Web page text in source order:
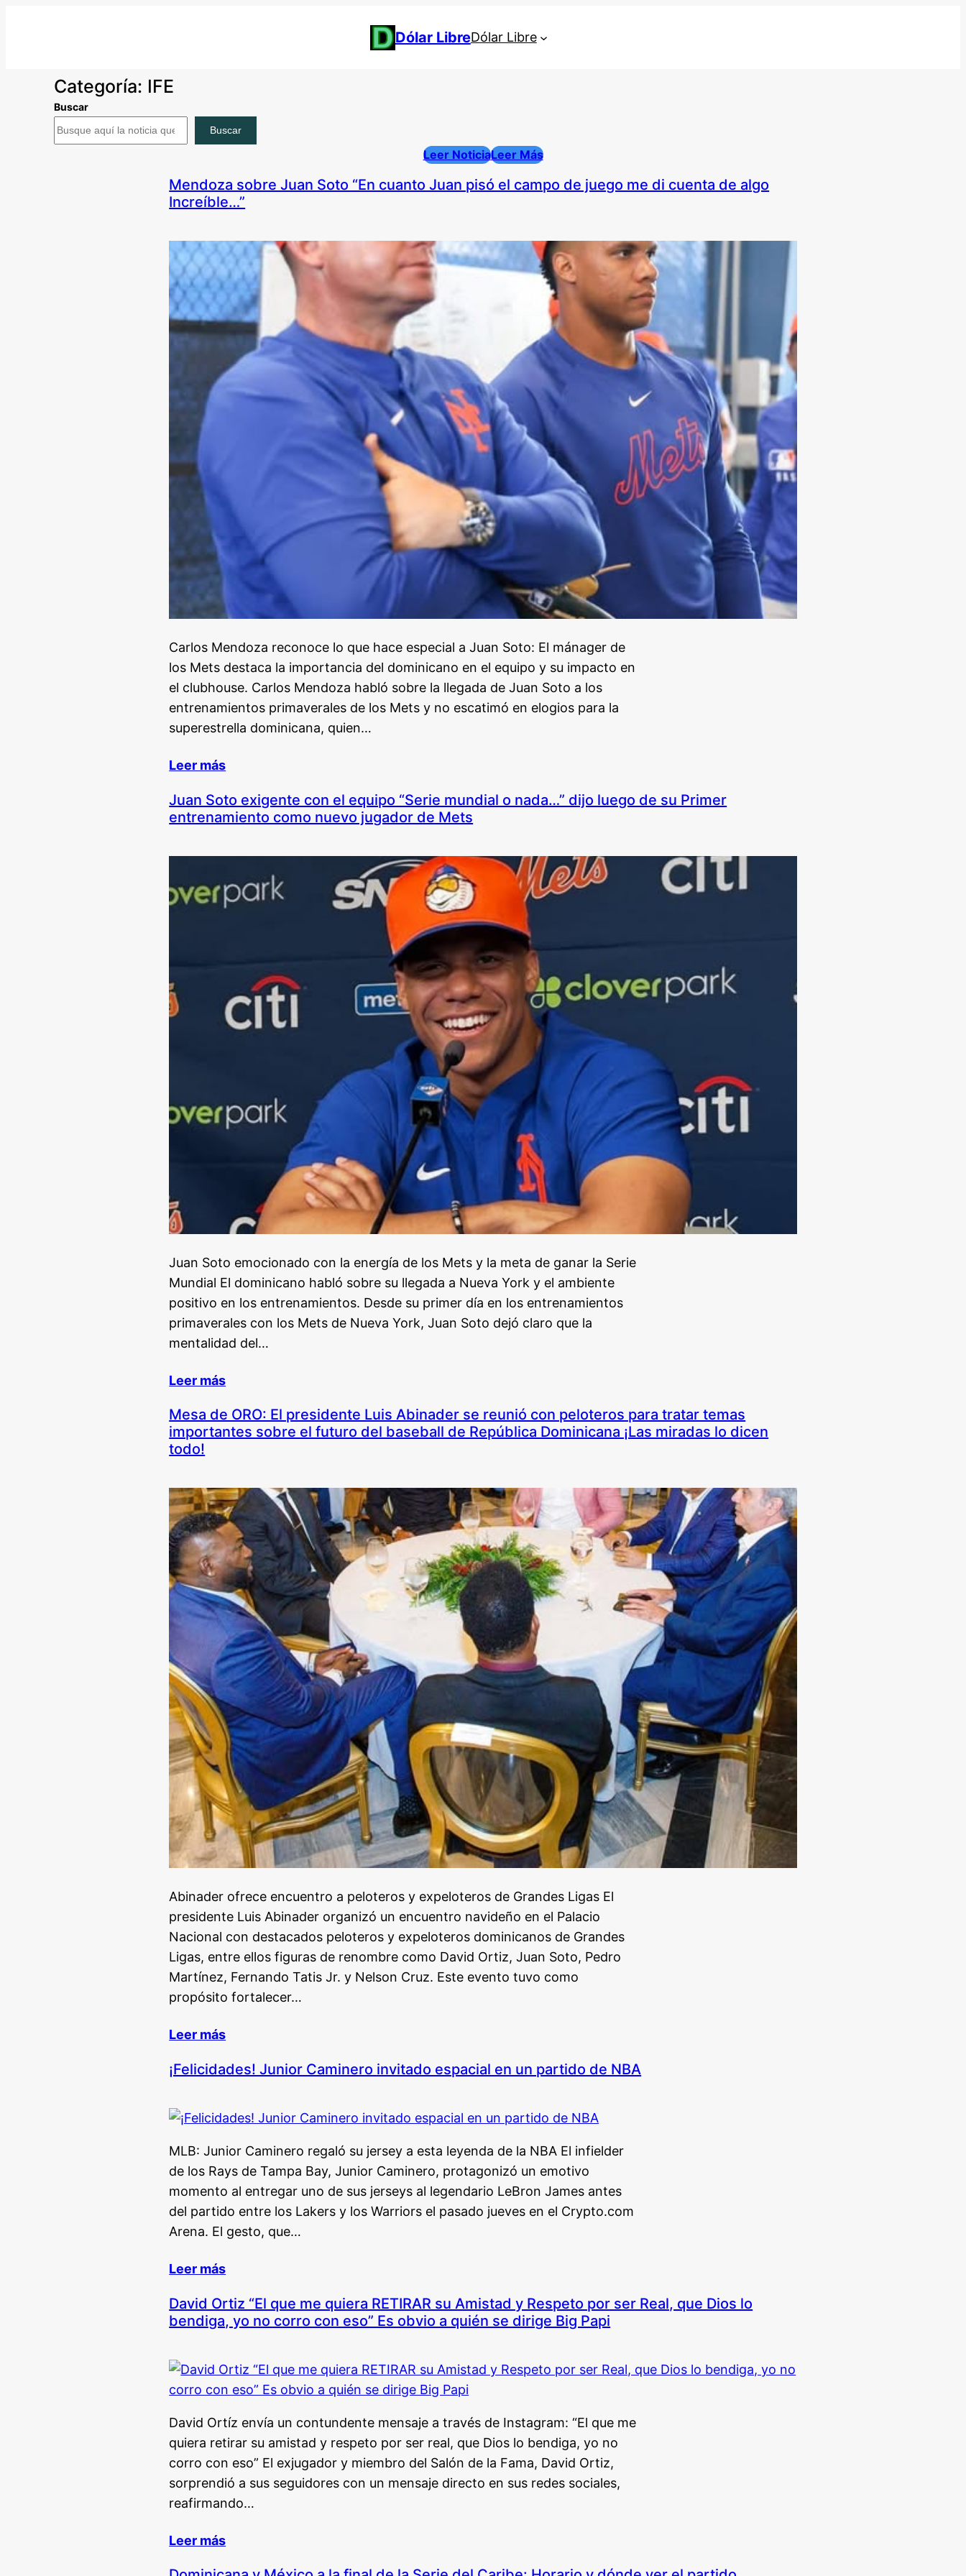
Dólar LibreDólar Libre
Categoría: IFE
Buscar
Buscar
Leer NoticiaLeer Más
Mendoza sobre Juan Soto “En cuanto Juan pisó el campo de juego me di cuenta de algo
Increíble…”
Carlos Mendoza reconoce lo que hace especial a Juan Soto: El mánager de
los Mets destaca la importancia del dominicano en el equipo y su impacto en
el clubhouse. Carlos Mendoza habló sobre la llegada de Juan Soto a los
entrenamientos primaverales de los Mets y no escatimó en elogios para la
superestrella dominicana, quien…
Leer más
Juan Soto exigente con el equipo “Serie mundial o nada…” dijo luego de su Primer
entrenamiento como nuevo jugador de Mets
Juan Soto emocionado con la energía de los Mets y la meta de ganar la Serie
Mundial El dominicano habló sobre su llegada a Nueva York y el ambiente
positivo en los entrenamientos. Desde su primer día en los entrenamientos
primaverales con los Mets de Nueva York, Juan Soto dejó claro que la
mentalidad del…
Leer más
Mesa de ORO: El presidente Luis Abinader se reunió con peloteros para tratar temas
importantes sobre el futuro del baseball de República Dominicana ¡Las miradas lo dicen
todo!
Abinader ofrece encuentro a peloteros y expeloteros de Grandes Ligas El
presidente Luis Abinader organizó un encuentro navideño en el Palacio
Nacional con destacados peloteros y expeloteros dominicanos de Grandes
Ligas, entre ellos figuras de renombre como David Ortiz, Juan Soto, Pedro
Martínez, Fernando Tatis Jr. y Nelson Cruz. Este evento tuvo como
propósito fortalecer…
Leer más
¡Felicidades! Junior Caminero invitado espacial en un partido de NBA
MLB: Junior Caminero regaló su jersey a esta leyenda de la NBA El infielder
de los Rays de Tampa Bay, Junior Caminero, protagonizó un emotivo
momento al entregar uno de sus jerseys al legendario LeBron James antes
del partido entre los Lakers y los Warriors el pasado jueves en el Crypto.com
Arena. El gesto, que…
Leer más
David Ortiz “El que me quiera RETIRAR su Amistad y Respeto por ser Real, que Dios lo
bendiga, yo no corro con eso” Es obvio a quién se dirige Big Papi
David Ortíz envía un contundente mensaje a través de Instagram: “El que me
quiera retirar su amistad y respeto por ser real, que Dios lo bendiga, yo no
corro con eso” El exjugador y miembro del Salón de la Fama, David Ortiz,
sorprendió a sus seguidores con un mensaje directo en sus redes sociales,
reafirmando…
Leer más